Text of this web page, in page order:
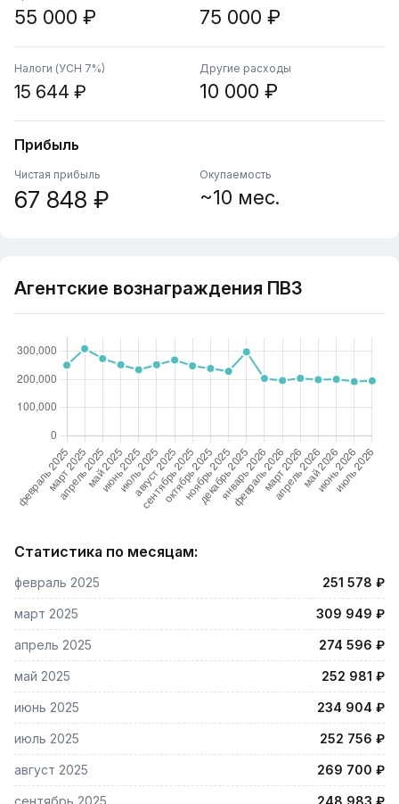
55 000 ₽ 75 000 ₽
Налоги (УСН 7%)
15 644 ₽
Другие расходы
10 000 ₽
Прибыль
Чистая прибыль
67 848 ₽
Окупаемость
~10 мес.
Агентские вознаграждения ПВЗ
Статистика по месяцам:
февраль 2025 251 578 ₽
март 2025 309 949 ₽
апрель 2025 274 596 ₽
май 2025 252 981 ₽
июнь 2025 234 904 ₽
июль 2025 252 756 ₽
август 2025 269 700 ₽
сентябрь 2025 248 983 ₽